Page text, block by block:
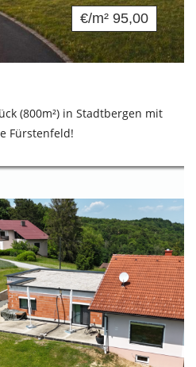
€/m² 95,00
(800m²) in Stadtbergen mit
Fürstenfeld!